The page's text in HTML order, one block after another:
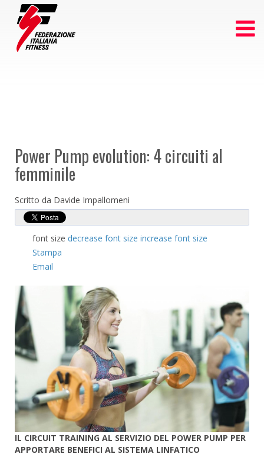
Power Pump evolution: 4 circuiti al
femminile
Scritto da Davide Impallomeni
font size decrease font size increase font size
Stampa
Email
IL CIRCUIT TRAINING AL SERVIZIO DEL POWER PUMP PER
APPORTARE BENEFICI AL SISTEMA LINFATICO